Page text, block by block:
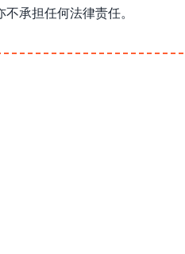
承担任何法律责任。